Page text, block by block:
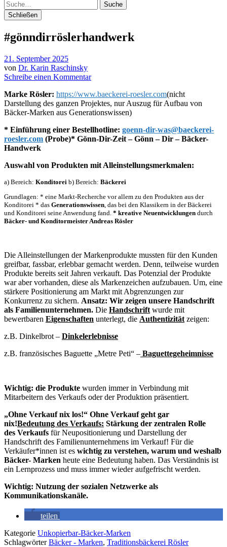
Suche
Schließen
#gönndirröslerhandwerk
21. September 2025
von Dr. Karin Raschinsky
Schreibe einen Kommentar
Marke Rösler: https://www.baeckerei-roesler.com(nicht
Darstellung des ganzen Projektes, nur Auszug für Aufbau von
Bäcker-Marken aus Generationswissen)
* Einführung einer Bestellhotline: goenn-dir-was@baeckerei-
roesler.com (Probe)* Gönn-Dir-Zeit – Gönn – Dir – Bäcker-
Handwerk
Auswahl von Produkten mit Alleinstellungsmerkmalen:
a) Bereich: Konditorei b) Bereich: Bäckerei
Grundlagen: * eine Markt-Recherche vor allem zu den Produkten aus der
Konditorei * das Generationswissen , das bei den Klassikern in der Bäckerei
und Konditorei seine Anwendung fand. * kreative Neuentwicklungen durch
Bäcker- und Konditormeister Andreas Rösler
Die Alleinstellungen der Markenprodukte mussten für den Kunden
greifbar, fassbar, erlebbar gemacht werden. Denn, teilweise wurden
Produkte bereits seit Jahren verkauft. Das Potenzial der Produkte
war aber vorhanden, diese als Markenzeichen aufzubauen. Um, eine
stärkere Positionierung am Markt mit Abgrenzungen zur
Konkurrenz zu sichern. Ansatz: Wir zeigen unsere Handschrift
als Familienunternehmen. Die Handschrift wurde mit
bewertbaren Eigenschaften unterlegt, die Authentizität zeigen:
z.B. Dinkelbrot – Dinkelerlebnisse
z.B. französisches Baguette „Metre Peti“ – Baguettegeheimnisse
Wichtig: die Produkte wurden immer in Verbindung mit
Mitarbeitern des Verkaufs oder der Produktion präsentiert.
„Ohne Verkauf nix los!“ Ohne Verkauf geht gar
nix!Bedeutung des Verkaufs: Stärkung der zentralen Rolle
des Verkaufs für Neupositionierung und Darstellung der
Handschrift des Familienunternehmens im Verkauf! Für die
Verkäufer*innen ist es wichtig zu verstehen, warum und weshalb
Bäcker- Marken heute eine Bedeutung haben. Das Verständnis ist
ein Lernprozess und muss immer wieder aufgefrischt werden.
Wichtig: Nutzung der sozialen Netzwerke als
Kommunikationskanäle.
teilen
Kategorie Unkopierbar-Bäcker-Marken
SchlagwörterBäcker - Marken, Traditionsbäckerei Rösler